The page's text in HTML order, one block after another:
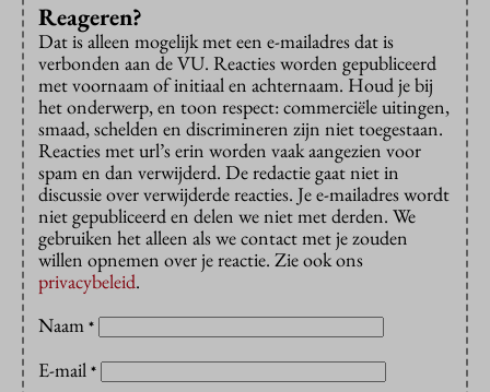
Reageren?
Dat is alleen mogelijk met een e-mailadres dat is
verbonden aan de VU. Reacties worden gepubliceerd
met voornaam of initiaal en achternaam. Houd je bij
het onderwerp, en toon respect: commerciële uitingen,
smaad, schelden en discrimineren zijn niet toegestaan.
Reacties met url’s erin worden vaak aangezien voor
spam en dan verwijderd. De redactie gaat niet in
discussie over verwijderde reacties. Je e-mailadres wordt
niet gepubliceerd en delen we niet met derden. We
gebruiken het alleen als we contact met je zouden
willen opnemen over je reactie. Zie ook ons
privacybeleid.
Naam *
E-mail *